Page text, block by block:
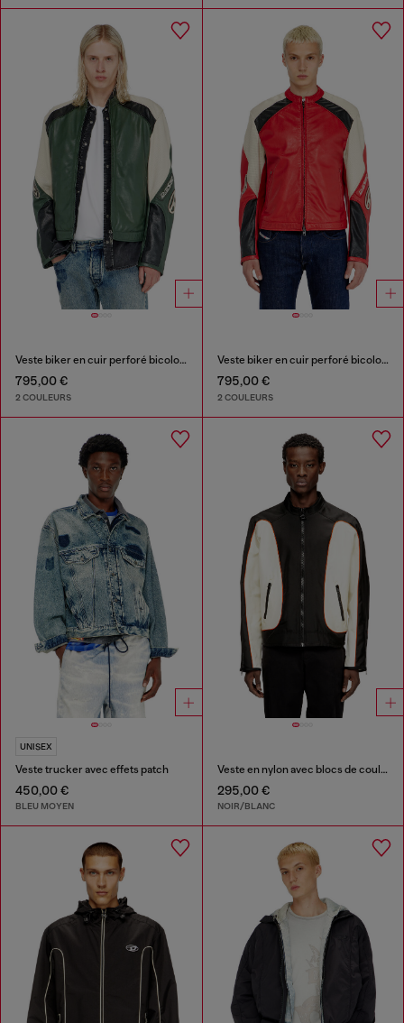
Veste biker en cuir perforé bicolore
795,00 €
2 COULEURS
Veste biker en cuir perforé bicolore
795,00 €
2 COULEURS
UNISEX
Veste trucker avec effets patch
450,00 €
BLEU MOYEN
Veste en nylon avec blocs de couleur et détails de passepoil
295,00 €
NOIR/BLANC